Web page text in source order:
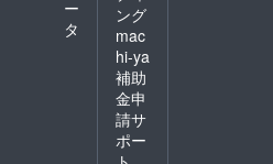
ー
タ
ング
mac
hi-ya
補助
金申
請サ
ポー